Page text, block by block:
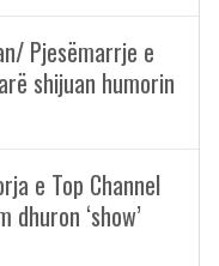
Pjesëmarrje e
shijuan humorin
e Top Channel
dhuron ‘show’